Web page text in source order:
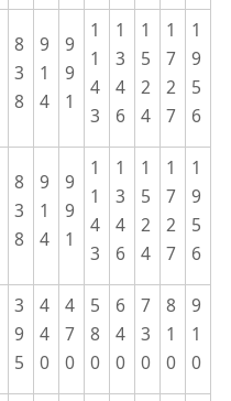
8
3
8
9
1
4
9
9
1
1
1
4
3
1
3
4
6
1
5
2
4
1
7
2
7
1
9
5
6
8
3
8
9
1
4
9
9
1
1
1
4
3
1
3
4
6
1
5
2
4
1
7
2
7
1
9
5
6
3
9
5
4
4
0
4
7
0
5
8
0
6
4
0
7
3
0
8
1
0
9
1
0